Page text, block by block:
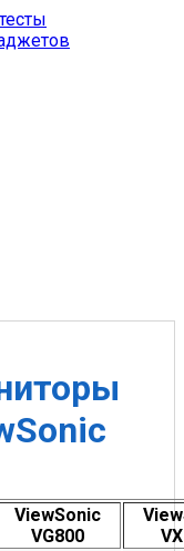
ViewSonic
VG800